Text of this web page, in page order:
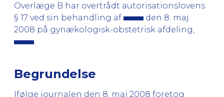
Overlæge B har overtrådt autorisationslovens
§ 17 ved sin behandling af
den 8. maj
2008 på gynækologisk-obstetrisk afdeling,
Begrundelse
Ifølge journalen den 8. maj 2008 foretog